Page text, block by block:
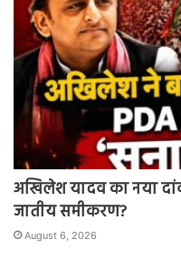
अखिलेश यादव का नया
जातीय समीकरण?
August 6, 2026